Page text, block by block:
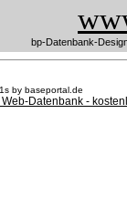
bp-Datenbank-
by baseportal.de
Datenbank -